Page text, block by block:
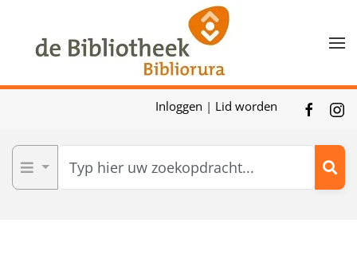
Skip to main content
Inloggen | Lid worden